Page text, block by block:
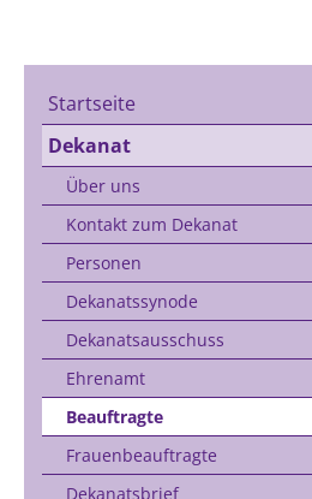
Startseite
Dekanat
Über uns
Kontakt zum Dekanat
Personen
Dekanatssynode
Dekanatsausschuss
Ehrenamt
Beauftragte
Frauenbeauftragte
Dekanatsbrief